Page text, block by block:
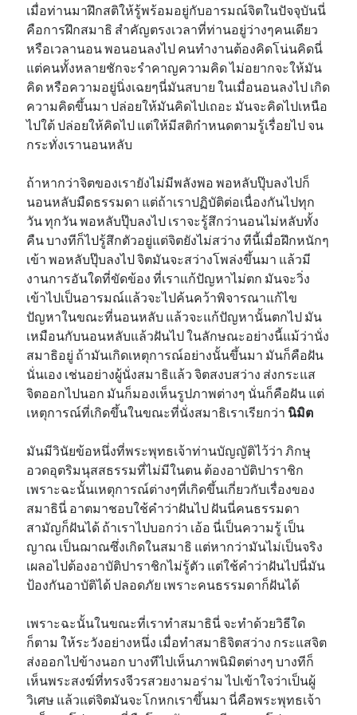
เมื่อท่านมาฝึกสติให้รู้พร้อมอยู่กับอารมณ์จิตในปัจจุบันนี่
คือการฝึกสมาธิ สำคัญตรงเวลาที่ท่านอยู่ว่างๆคนเดียว
หรือเวลานอน พอนอนลงไป คนทำงานต้องคิดโน่นคิดนี่
แต่คนทั้งหลายชักจะรำคาญความคิด ไม่อยากจะให้มัน
คิด หรือความอยู่นิ่งเฉยๆนี่มันสบาย ในเมื่อนอนลงไป เกิด
ความคิดขึ้นมา ปล่อยให้มันคิดไปเถอะ มันจะคิดไปเหนือ
ไปใต้ ปล่อยให้คิดไป แต่ให้มีสติกำหนดตามรู้เรื่อยไป จน
กระทั่งเรานอนหลับ
ถ้าหากว่าจิตของเรายังไม่มีพลังพอ พอหลับปุ๊บลงไปก็
นอนหลับมืดธรรมดา แต่ถ้าเราปฏิบัติต่อเนื่องกันไปทุก
วัน ทุกวัน พอหลับปุ๊บลงไป เราจะรู้สึกว่านอนไม่หลับทั้ง
คืน บางทีก็ไปรู้สึกตัวอยู่แต่จิตยังไม่สว่าง ทีนี้เมื่อฝึกหนักๆ
เข้า พอหลับปุ๊บลงไป จิตมันจะสว่างโพล่งขึ้นมา แล้วมี
งานการอันใดที่ขัดข้อง ที่เราแก้ปัญหาไม่ตก มันจะวิ่ง
เข้าไปเป็นอารมณ์แล้วจะไปค้นคว้าพิจารณาแก้ไข
ปัญหาในขณะที่นอนหลับ แล้วจะแก้ปัญหานั้นตกไป มัน
เหมือนกับนอนหลับแล้วฝันไป ในลักษณะอย่างนี้แม้ว่านั่ง
สมาธิอยู่ ถ้ามันเกิดเหตุการณ์อย่างนั้นขึ้นมา มันก็คือฝัน
นั่นเอง เช่นอย่างผู้นั่งสมาธิแล้ว จิตสงบสว่าง ส่งกระแส
จิตออกไปนอก มันก็มองเห็นรูปภาพต่างๆ นั่นก็คือฝัน แต่
เหตุการณ์ที่เกิดขึ้นในขณะที่นั่งสมาธิเราเรียกว่า นิมิต
มันมีวินัยข้อหนึ่งที่พระพุทธเจ้าท่านบัญญัติไว้ว่า ภิกษุ
อวดอุตริมนุสสธรรมที่ไม่มีในตน ต้องอาบัติปาราชิก
เพราะฉะนั้นเหตุการณ์ต่างๆที่เกิดขึ้นเกี่ยวกับเรื่องของ
สมาธินี่ อาตมาชอบใช้คำว่าฝันไป ฝันนี่คนธรรมดา
สามัญก็ฝันได้ ถ้าเราไปบอกว่า เอ้อ นี่เป็นความรู้ เป็น
ญาณ เป็นฌาณซึ่งเกิดในสมาธิ แต่หากว่ามันไม่เป็นจริง
เผลอไปต้องอาบัติปาราชิกไม่รู้ตัว แต่ใช้คำว่าฝันไปนี่มัน
ป้องกันอาบัติได้ ปลอดภัย เพราะคนธรรมดาก็ฝันได้
เพราะฉะนั้นในขณะที่เราทำสมาธินี่ จะทำด้วยวิธีใด
ก็ตาม ให้ระวังอย่างหนึ่ง เมื่อทำสมาธิจิตสว่าง กระแสจิต
ส่งออกไปข้างนอก บางทีไปเห็นภาพนิมิตต่างๆ บางทีก็
เห็นพระสงฆ์ที่ทรงจีวรสวยงามอร่าม ไปเข้าใจว่าเป็นผู้
วิเศษ แล้วแต่จิตมันจะโกหกเราขึ้นมา นี่คือพระพุทธเจ้า